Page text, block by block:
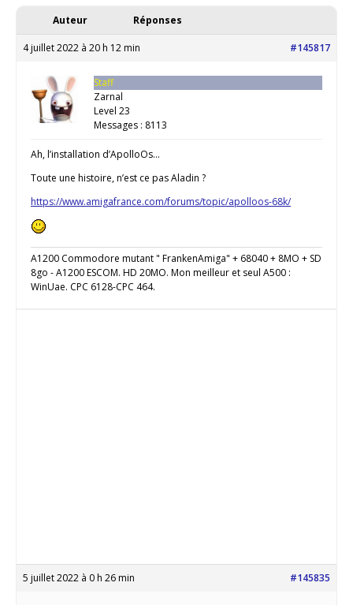
Auteur Réponses
4 juillet 2022 à 20 h 12 min #145817
Staff
Zarnal
Level 23
Messages : 8113
Ah, l’installation d’ApolloOs…
Toute une histoire, n’est ce pas Aladin ?
https://www.amigafrance.com/forums/topic/apolloos-68k/
A1200 Commodore mutant " FrankenAmiga" + 68040 + 8MO + SD
8go - A1200 ESCOM. HD 20MO. Mon meilleur et seul A500 :
WinUae. CPC 6128-CPC 464.
5 juillet 2022 à 0 h 26 min #145835